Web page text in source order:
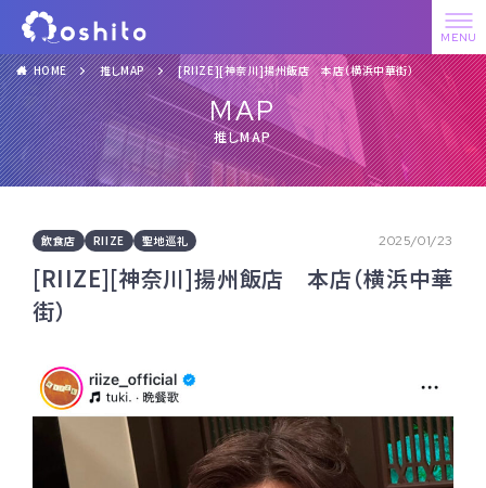
HOME 推しMAP [RIIZE][神奈川]揚州飯店 本店（横浜中華街）
MAP
推しMAP
飲食店 RIIZE 聖地巡礼 2025/01/23
[RIIZE][神奈川]揚州飯店 本店（横浜中華
街）